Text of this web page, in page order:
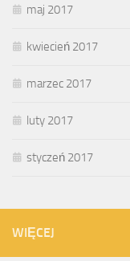
maj 2017
kwiecień 2017
marzec 2017
luty 2017
styczeń 2017
WIĘCEJ